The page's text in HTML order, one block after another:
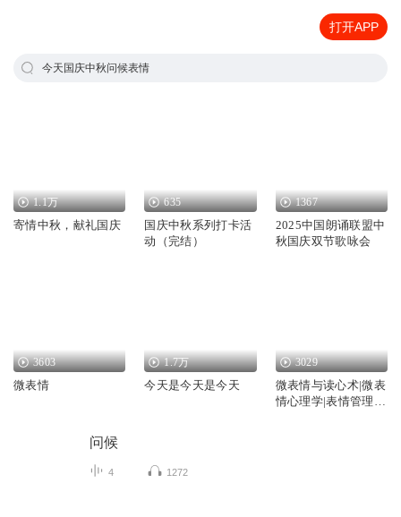
打开APP
今天国庆中秋问候表情
1.1万
寄情中秋，献礼国庆
635
国庆中秋系列打卡活
动（完结）
1367
2025中国朗诵联盟中
秋国庆双节歌咏会
3603
微表情
1.7万
今天是今天是今天
3029
微表情与读心术|微表
情心理学|表情管理|
问候
4 1272